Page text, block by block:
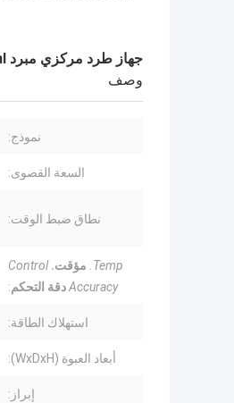
جهاز طرد مركزي مبرد Cence 5.5kW Power Suppy 6x1500ml جهاز طرد مركزي بسعة كبيرة
وصف
نموذج:
السعة القصوى:
نطاق ضبط الوقت:
Temp. مؤقت. Control
Accuracyدقة التحكم:
استهلاك الطاقة:
أبعاد العبوة (WxDxH):
إبراز: